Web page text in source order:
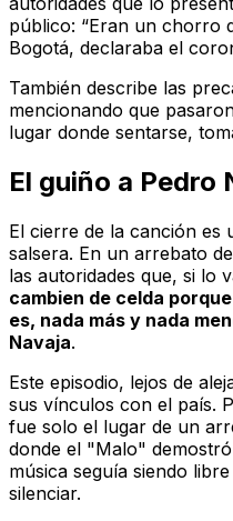
público: “Eran un chorro
Bogotá, declaraba el
También describe las
mencionando que
lugar donde sentarse,
El guiño a Pedro
El cierre de la canción es
salsera. En un arrebato
las autoridades que, si lo
cambien de celda
es, nada más y nada
Navaja.
Este episodio, lejos de
sus vínculos con el país.
fue solo el lugar de un
donde el "Malo"
música seguía siendo
silenciar.